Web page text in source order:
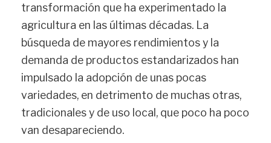
transformación que ha experimentado la
agricultura en las últimas décadas. La
búsqueda de mayores rendimientos y la
demanda de productos estandarizados han
impulsado la adopción de unas pocas
variedades, en detrimento de muchas otras,
tradicionales y de uso local, que poco ha poco
van desapareciendo.